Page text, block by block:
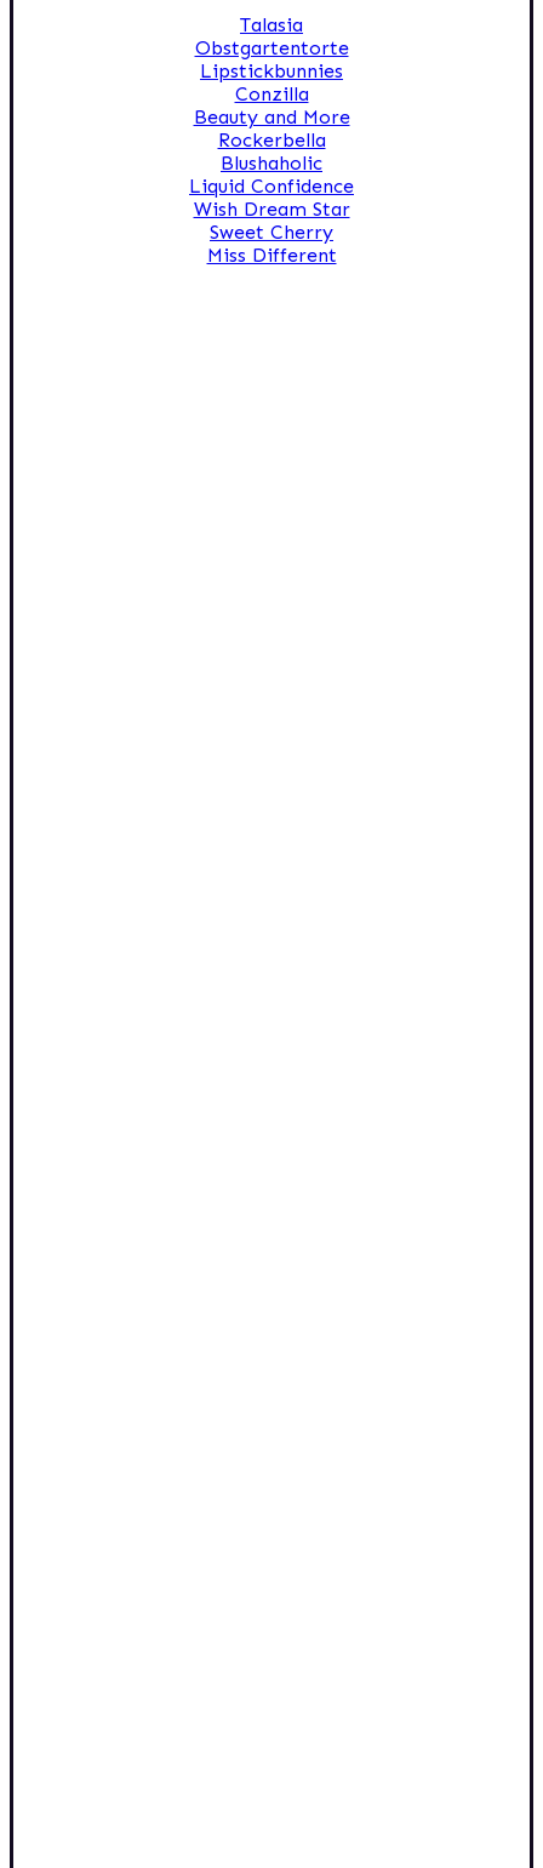
Talasia
Obstgartentorte
Lipstickbunnies
Conzilla
Beauty and More
Rockerbella
Blushaholic
Liquid Confidence
Wish Dream Star
Sweet Cherry
Miss Different